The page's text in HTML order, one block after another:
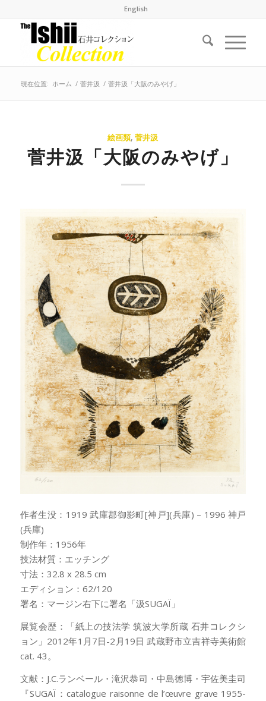
English
現在位置: ホーム / 菅井汲 / 菅井汲「大阪のみやげ」
絵画類,菅井汲
菅井汲「大阪のみやげ」
作者生没：1919 武庫郡御影町[神戸](兵庫) – 1996 神戸
(兵庫)
制作年：1956年
技法材質：エッチング
寸法：32.8 x 28.5 cm
エディション：62/120
署名：マージン右下に署名「汲SUGAÏ」
展覧会歴：「紙上の技法学 筑波大学所蔵 石井コレクシ
ョン」2012年1月7日-2月19日 武蔵野市立吉祥寺美術館
cat. 43。
文献：J.C.ランベール・滝沢恭司・中島徳博・宇佐美圭司
『SUGAÏ：catalogue raisonne de l’œuvre grave 1955-